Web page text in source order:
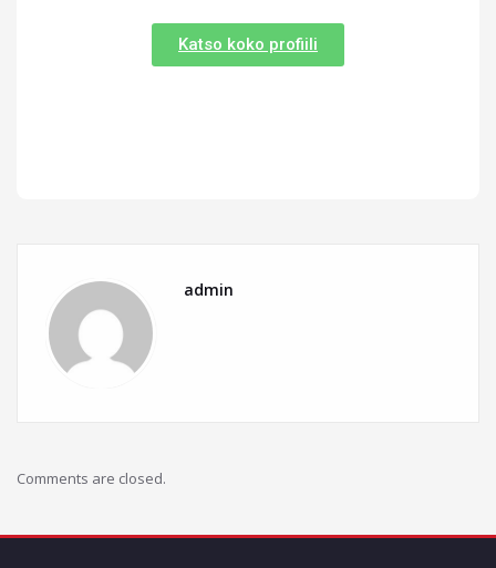
Katso koko profiili
admin
Comments are closed.